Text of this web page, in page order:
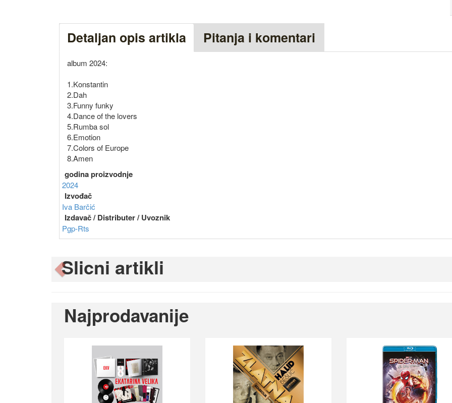
Detaljan opis artikla Pitanja i komentari
album 2024:
1.Konstantin
2.Dah
3.Funny funky
4.Dance of the lovers
5.Rumba sol
6.Emotion
7.Colors of Europe
8.Amen
godina proizvodnje
2024
Izvođač
Iva Barčić
Izdavač / Distributer / Uvoznik
Pgp-Rts
Slicni artikli
Previous
Najprodavanije